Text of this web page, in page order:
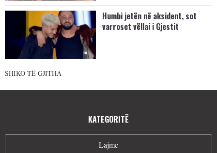
Humbi jetën në aksident, sot
varroset vëllai i Gjestit
SHIKO TË GJITHA
KATEGORITË
Lajme